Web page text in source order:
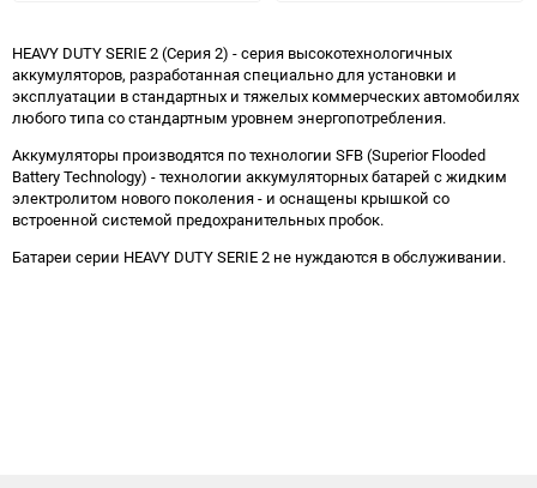
HEAVY DUTY SERIE 2 (Серия 2) - серия высокотехнологичных
аккумуляторов, разработанная специально для установки и
эксплуатации в стандартных и тяжелых коммерческих автомобилях
любого типа со стандартным уровнем энергопотребления.
Аккумуляторы производятся по технологии SFB (Superior Flooded
Battery Technology) - технологии аккумуляторных батарей с жидким
электролитом нового поколения - и оснащены крышкой со
встроенной системой предохранительных пробок.
Батареи серии HEAVY DUTY SERIE 2 не нуждаются в обслуживании.